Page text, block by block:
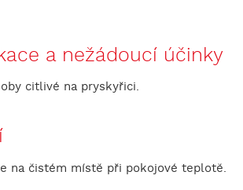
a nežádoucí účinky
citlivé na pryskyřici.
na čistém místě při pokojové teplotě.